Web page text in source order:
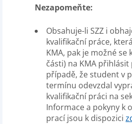
Nezapomeňte:
Obsahuje-li SZZ i
kvalifikační práce,
KMA, pak je možné se
části) na KMA přihlásit
případě, že student v
termínu odevzdal
kvalifikační práci na
Informace a pokyny k
prací jsou k dispozici